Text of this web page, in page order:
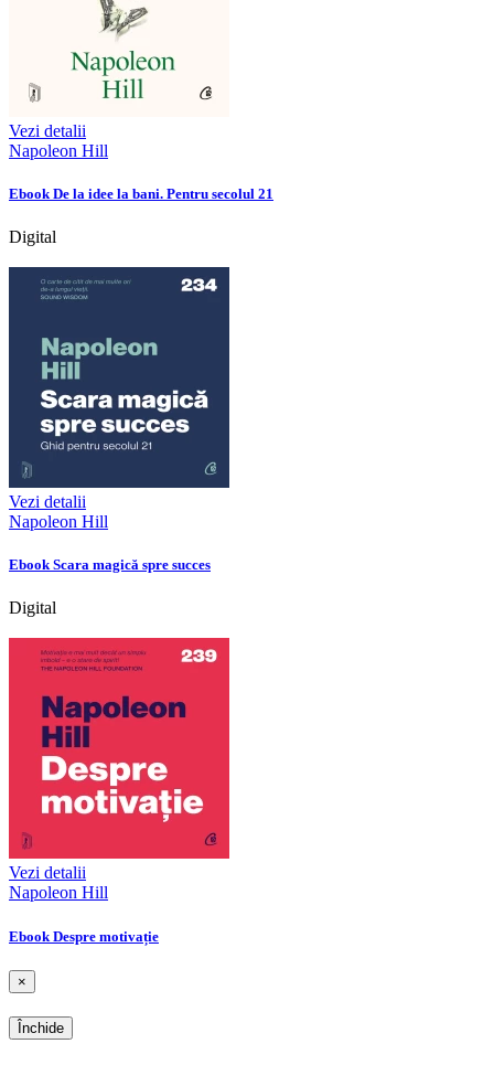
Vezi detalii
Napoleon Hill
Ebook De la idee la bani. Pentru secolul 21
Digital
Vezi detalii
Napoleon Hill
Ebook Scara magică spre succes
Digital
Vezi detalii
Napoleon Hill
Ebook Despre motivație
×
Închide